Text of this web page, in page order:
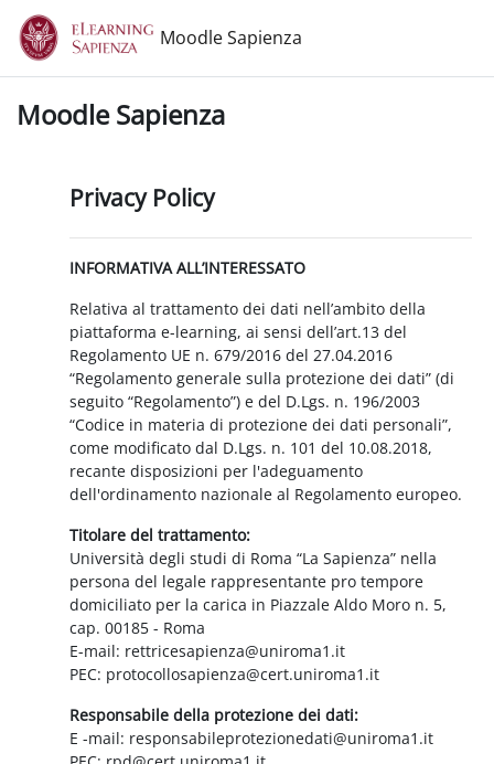
Vai al contenuto principale
Moodle Sapienza
Moodle Sapienza
Privacy Policy
INFORMATIVA ALL’INTERESSATO
Relativa al trattamento dei dati nell’ambito della
piattaforma e-learning, ai sensi dell’art.13 del
Regolamento UE n. 679/2016 del 27.04.2016
“Regolamento generale sulla protezione dei dati” (di
seguito “Regolamento”) e del D.Lgs. n. 196/2003
“Codice in materia di protezione dei dati personali”,
come modificato dal D.Lgs. n. 101 del 10.08.2018,
recante disposizioni per l'adeguamento
dell'ordinamento nazionale al Regolamento europeo.
Titolare del trattamento:
Università degli studi di Roma “La Sapienza” nella
persona del legale rappresentante pro tempore
domiciliato per la carica in Piazzale Aldo Moro n. 5,
cap. 00185 - Roma
E-mail: rettricesapienza@uniroma1.it
PEC: protocollosapienza@cert.uniroma1.it
Responsabile della protezione dei dati:
E -mail: responsabileprotezionedati@uniroma1.it